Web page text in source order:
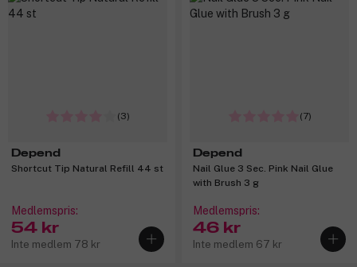
(3)
Depend
Shortcut Tip Natural Refill 44 st
Medlemspris:
54 kr
Inte medlem 78 kr
(7)
Depend
Nail Glue 3 Sec. Pink Nail Glue
with Brush 3 g
Medlemspris:
46 kr
Inte medlem 67 kr